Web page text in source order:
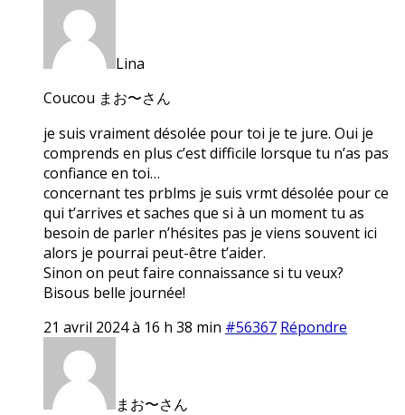
Lina
Coucou まお〜さん
je suis vraiment désolée pour toi je te jure. Oui je
comprends en plus c’est difficile lorsque tu n’as pas
confiance en toi…
concernant tes prblms je suis vrmt désolée pour ce
qui t’arrives et saches que si à un moment tu as
besoin de parler n’hésites pas je viens souvent ici
alors je pourrai peut-être t’aider.
Sinon on peut faire connaissance si tu veux?
Bisous belle journée!
21 avril 2024 à 16 h 38 min #56367 Répondre
まお〜さん